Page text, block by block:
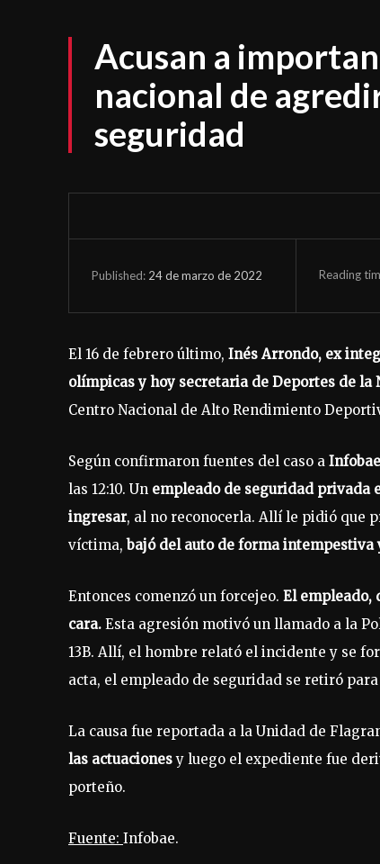
Acusan a
nacional de
seguridad
Published: 24 de marzo de 2022 Reading
El 16 de febrero último, Inés Arrondo, ex
olímpicas y hoy secretaria de Deportes de la
Centro Nacional de Alto Rendimiento
Según confirmaron fuentes del caso a Infobae
las 12:10. Un empleado de seguridad privada
ingresar, al no reconocerla. Allí le pidió que
víctima,bajó del auto de forma intempestiva
Entonces comenzó un forcejeo. El empleado,
cara. Esta agresión motivó un llamado a la
13B. Allí, el hombre relató el incidente y se
acta, el empleado de seguridad se retiró
La causa fue reportada a la Unidad de
las actuacionesy luego el expediente fue
porteño.
Fuente: Infobae.